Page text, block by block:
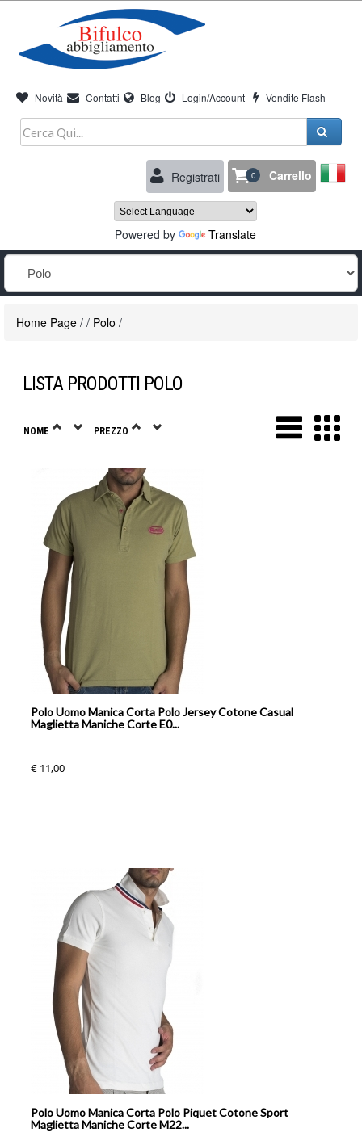
Novità Contatti Blog Login/Account Vendite Flash
Registrati 0 Carrello
Powered by Translate
Home Page / / Polo /
LISTA PRODOTTI POLO
NOME PREZZO
Polo Uomo Manica Corta Polo Jersey Cotone Casual
Maglietta Maniche Corte E0...
€ 11,00
Polo Uomo Manica Corta Polo Piquet Cotone Sport
Maglietta Maniche Corte M22...